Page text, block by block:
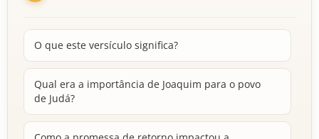
O que este versículo significa?
Qual era a importância de Joaquim para o povo
de Judá?